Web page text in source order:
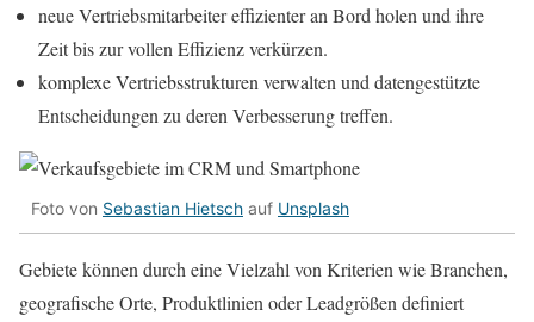
neue Vertriebsmitarbeiter effizienter an Bord holen und ihre
Zeit bis zur vollen Effizienz verkürzen.
komplexe Vertriebsstrukturen verwalten und datengestützte
Entscheidungen zu deren Verbesserung treffen.
Foto von Sebastian Hietsch auf Unsplash
Gebiete können durch eine Vielzahl von Kriterien wie Branchen,
geografische Orte, Produktlinien oder Leadgrößen definiert